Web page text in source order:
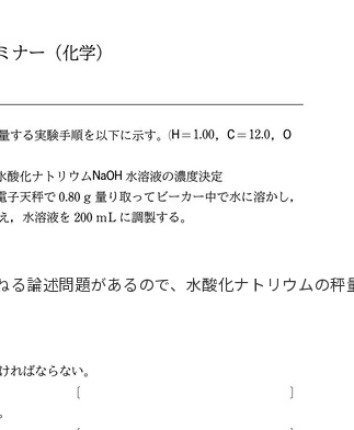
る論述問題があるので、水酸化ナトリウムの秤